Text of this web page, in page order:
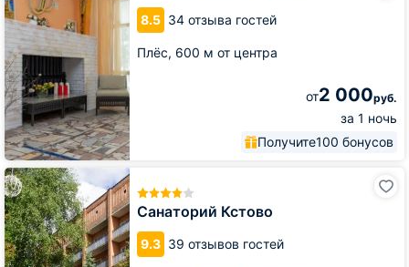
8.5 34 отзыва гостей
Плёс, 600 м от центра
от2 000руб.
за 1 ночь
Получите100 бонусов
Плёс
Санаторий Кстово
9.3 39 отзывов гостей
Санаторий
Кстово